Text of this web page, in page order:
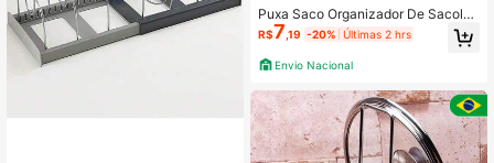
Puxa Saco Organizador De Sacola
De Lixo E Supermercado Multiuso C
ompacto Suporte De Parede Em Re
de De Nylon De Pendurar Para Cozi
nha E Lavanderia Organizada
R$7 ,19 -20% Últimas 2 hrs
Envio Nacional